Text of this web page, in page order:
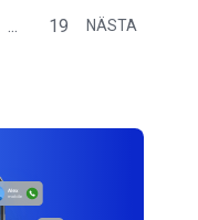
... 19 NÄSTA